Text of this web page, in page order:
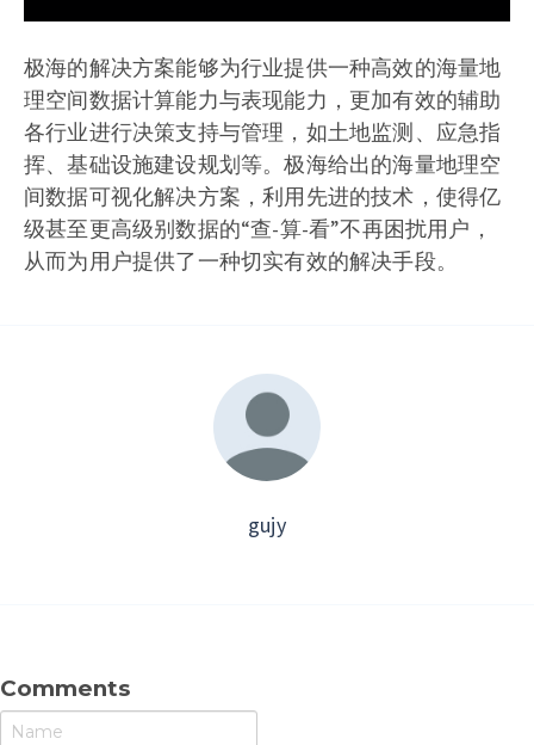
极海的解决方案能够为行业提供一种高效的海量地
理空间数据计算能力与表现能力，更加有效的辅助
各行业进行决策支持与管理，如土地监测、应急指
挥、基础设施建设规划等。极海给出的海量地理空
间数据可视化解决方案，利用先进的技术，使得亿
级甚至更高级别数据的“查-算-看”不再困扰用户，
从而为用户提供了一种切实有效的解决手段。
gujy
Comments